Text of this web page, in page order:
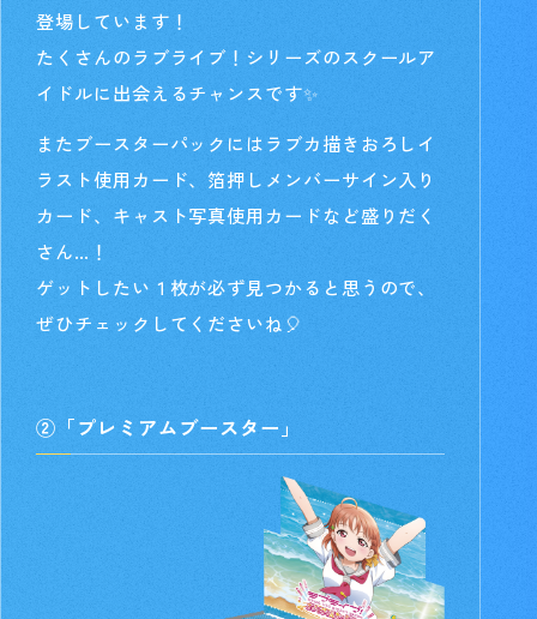
登場しています！
たくさんのラブライブ！シリーズのスクールア
イドルに出会えるチャンスです✨
またブースターパックにはラブカ描きおろしイ
ラスト使用カード、箔押しメンバーサイン入り
カード、キャスト写真使用カードなど盛りだく
さん…！
ゲットしたい１枚が必ず見つかると思うので、
ぜひチェックしてくださいね🎈
②「プレミアムブースター」